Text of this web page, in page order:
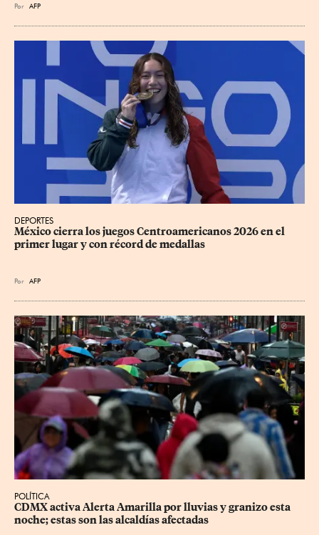
Por AFP
DEPORTES
México cierra los juegos Centroamericanos 2026 en el
primer lugar y con récord de medallas
Por AFP
POLÍTICA
CDMX activa Alerta Amarilla por lluvias y granizo esta
noche; estas son las alcaldías afectadas